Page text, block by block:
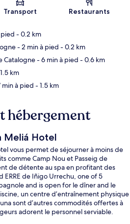
Carte
Transport Restaurants
- 0.2 km
- 2 min à pied - 0.2 km
Catalogne- 6 min à pied - 0.6 km
km
min à pied - 1.5 km
hébergement
Meliá Hotel
vous permet de séjourner à moins de
comme Camp Nou et Passeig de
de détente au spa en profitant des
ERRE de Iñigo Urrechu, one of 5
and is open for le dîner and le
un centre d’entraînement physique
sont d’autres commodités offertes à
adorent le personnel serviable.